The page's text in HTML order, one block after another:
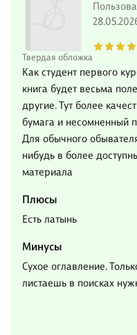
Твердая обложка
Как студент первого
книга будет весьма
другие. Тут более
бумага и несомненный
Для обычного
нибудь в более
материала
Плюсы
Есть латынь
Минусы
Сухое оглавление.
листаешь в поисках